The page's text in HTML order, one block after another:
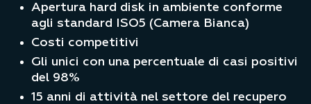
Apertura hard disk in ambiente conforme
agli standard ISO5 (Camera Bianca)
Costi competitivi
Gli unici con una percentuale di casi positivi
del 98%
15 anni di attività nel settore del recupero